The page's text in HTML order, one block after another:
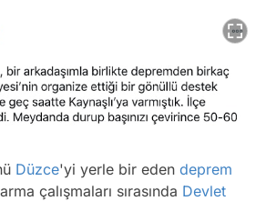
Düzce'yi yerle bir eden deprem
çalışmaları sırasında Devlet